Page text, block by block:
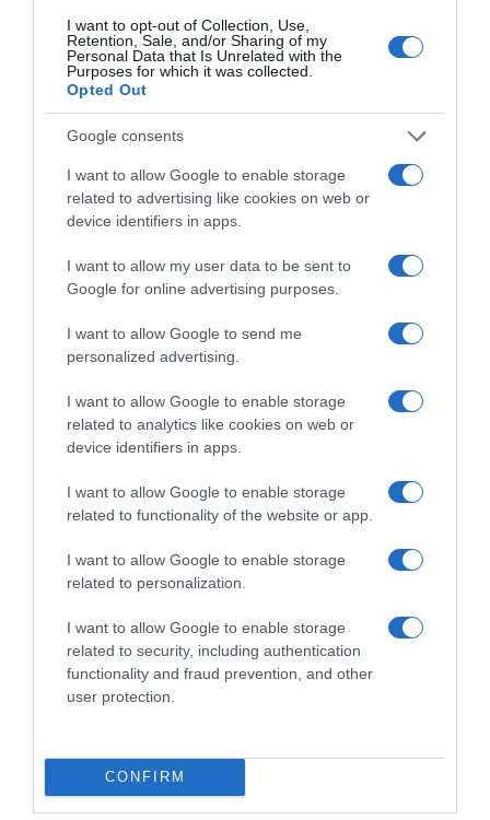
I want to opt-out of Collection, Use,
Retention, Sale, and/or Sharing of my
Personal Data that Is Unrelated with the
Purposes for which it was collected.
Opted Out
Google consents
I want to allow Google to enable storage
related to advertising like cookies on web or
device identifiers in apps.
I want to allow my user data to be sent to
Google for online advertising purposes.
I want to allow Google to send me
personalized advertising.
I want to allow Google to enable storage
related to analytics like cookies on web or
device identifiers in apps.
I want to allow Google to enable storage
related to functionality of the website or app.
I want to allow Google to enable storage
related to personalization.
I want to allow Google to enable storage
related to security, including authentication
functionality and fraud prevention, and other
user protection.
CONFIRM
Το σχέδιο του Ισραήλ για τους
Κούρδους
Το ενδιαφέρον είναι ότι στο Ισραήλ
διαμορφώνεται ένα σαφώς αντιτουρκικό κλίμα,
ΓΡΑΦΕΙ Ο ΠΕΡΙΚΛΗΣ ΝΕΑΡΧΟΥ
Η πρωτοβουλία Γκουτιέρες στο
Κυπριακό δεν είναι ευκαιρία, όπως
παρουσιάζεται
σύγκληση Πενταμερούς Διασκέψεως συν 1 για
το…
ΓΡΑΦΕΙ Ο ΧΡΗΣΤΟΣ ΜΠΟΤΖΙΟΣ
Συγκρατημένη αισιοδοξία για τον
τερματισμό του πολέμου στην
Ουκρανία
Κάπως απρόσμενη ήταν η πρωτοβουλία του
Αμερικανού Προέδρου για τερματισμό του